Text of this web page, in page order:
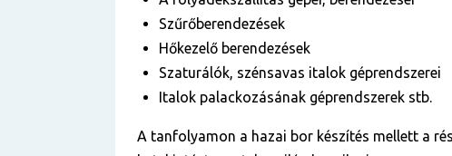
Szűrőberendezések
Hőkezelő berendezések
Szaturálók, szénsavas italok géprendszerei
Italok palackozásának géprendszerek stb.
A tanfolyamon a hazai bor készítés mellett a